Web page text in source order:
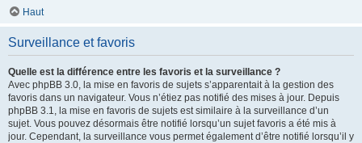
Haut
Surveillance et favoris
Quelle est la différence entre les favoris et la surveillance ?
Avec phpBB 3.0, la mise en favoris de sujets s’apparentait à la gestion des
favoris dans un navigateur. Vous n’étiez pas notifié des mises à jour. Depuis
phpBB 3.1, la mise en favoris de sujets est similaire à la surveillance d’un
sujet. Vous pouvez désormais être notifié lorsqu’un sujet favoris a été mis à
jour. Cependant, la surveillance vous permet également d’être notifié lorsqu’il y